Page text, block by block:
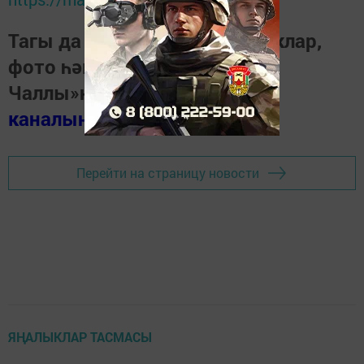
Тагы да кызыклырак яңалыклар,
фото һәм видеолар «Шәһри
Чаллы»ныңMAX
каналында(язылыгыз).
Перейти на страницу новости
ЯҢАЛЫКЛАР ТАСМАСЫ